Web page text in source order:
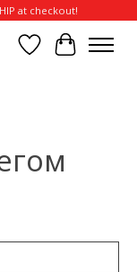
at checkout!
Отложенные
Корзина